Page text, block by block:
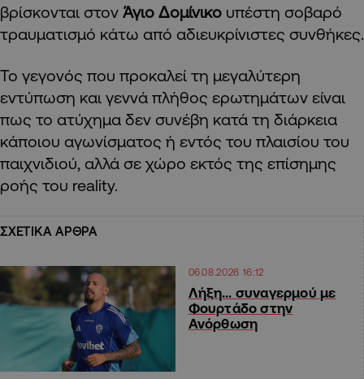
βρίσκονται στον Άγιο Δομίνικο υπέστη σοβαρό
τραυματισμό κάτω από αδιευκρίνιστες συνθήκες.
Το γεγονός που προκαλεί τη μεγαλύτερη
εντύπωση και γεννά πλήθος ερωτημάτων είναι
πως το ατύχημα δεν συνέβη κατά τη διάρκεια
κάποιου αγωνίσματος ή εντός του πλαισίου του
παιχνιδιού, αλλά σε χώρο εκτός της επίσημης
ροής του reality.
ΣΧΕΤΙΚΑ ΑΡΘΡΑ
06.08.2026 16:12
Λήξη… συναγερμού με
Φουρτάδο στην
Ανόρθωση